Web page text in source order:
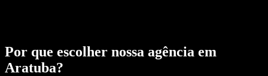
Por que escolher nossa agência em
Aratuba?